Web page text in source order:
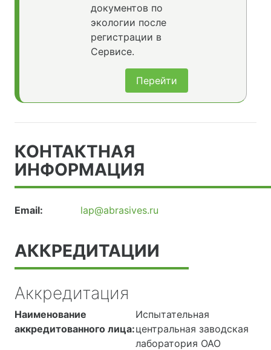
документов по
экологии после
регистрации в
Сервисе.
Перейти
КОНТАКТНАЯ
ИНФОРМАЦИЯ
Email: lap@abrasives.ru
АККРЕДИТАЦИИ
Аккредитация
Наименование
аккредитованного лица:
Испытательная
центральная заводская
лаборатория ОАО